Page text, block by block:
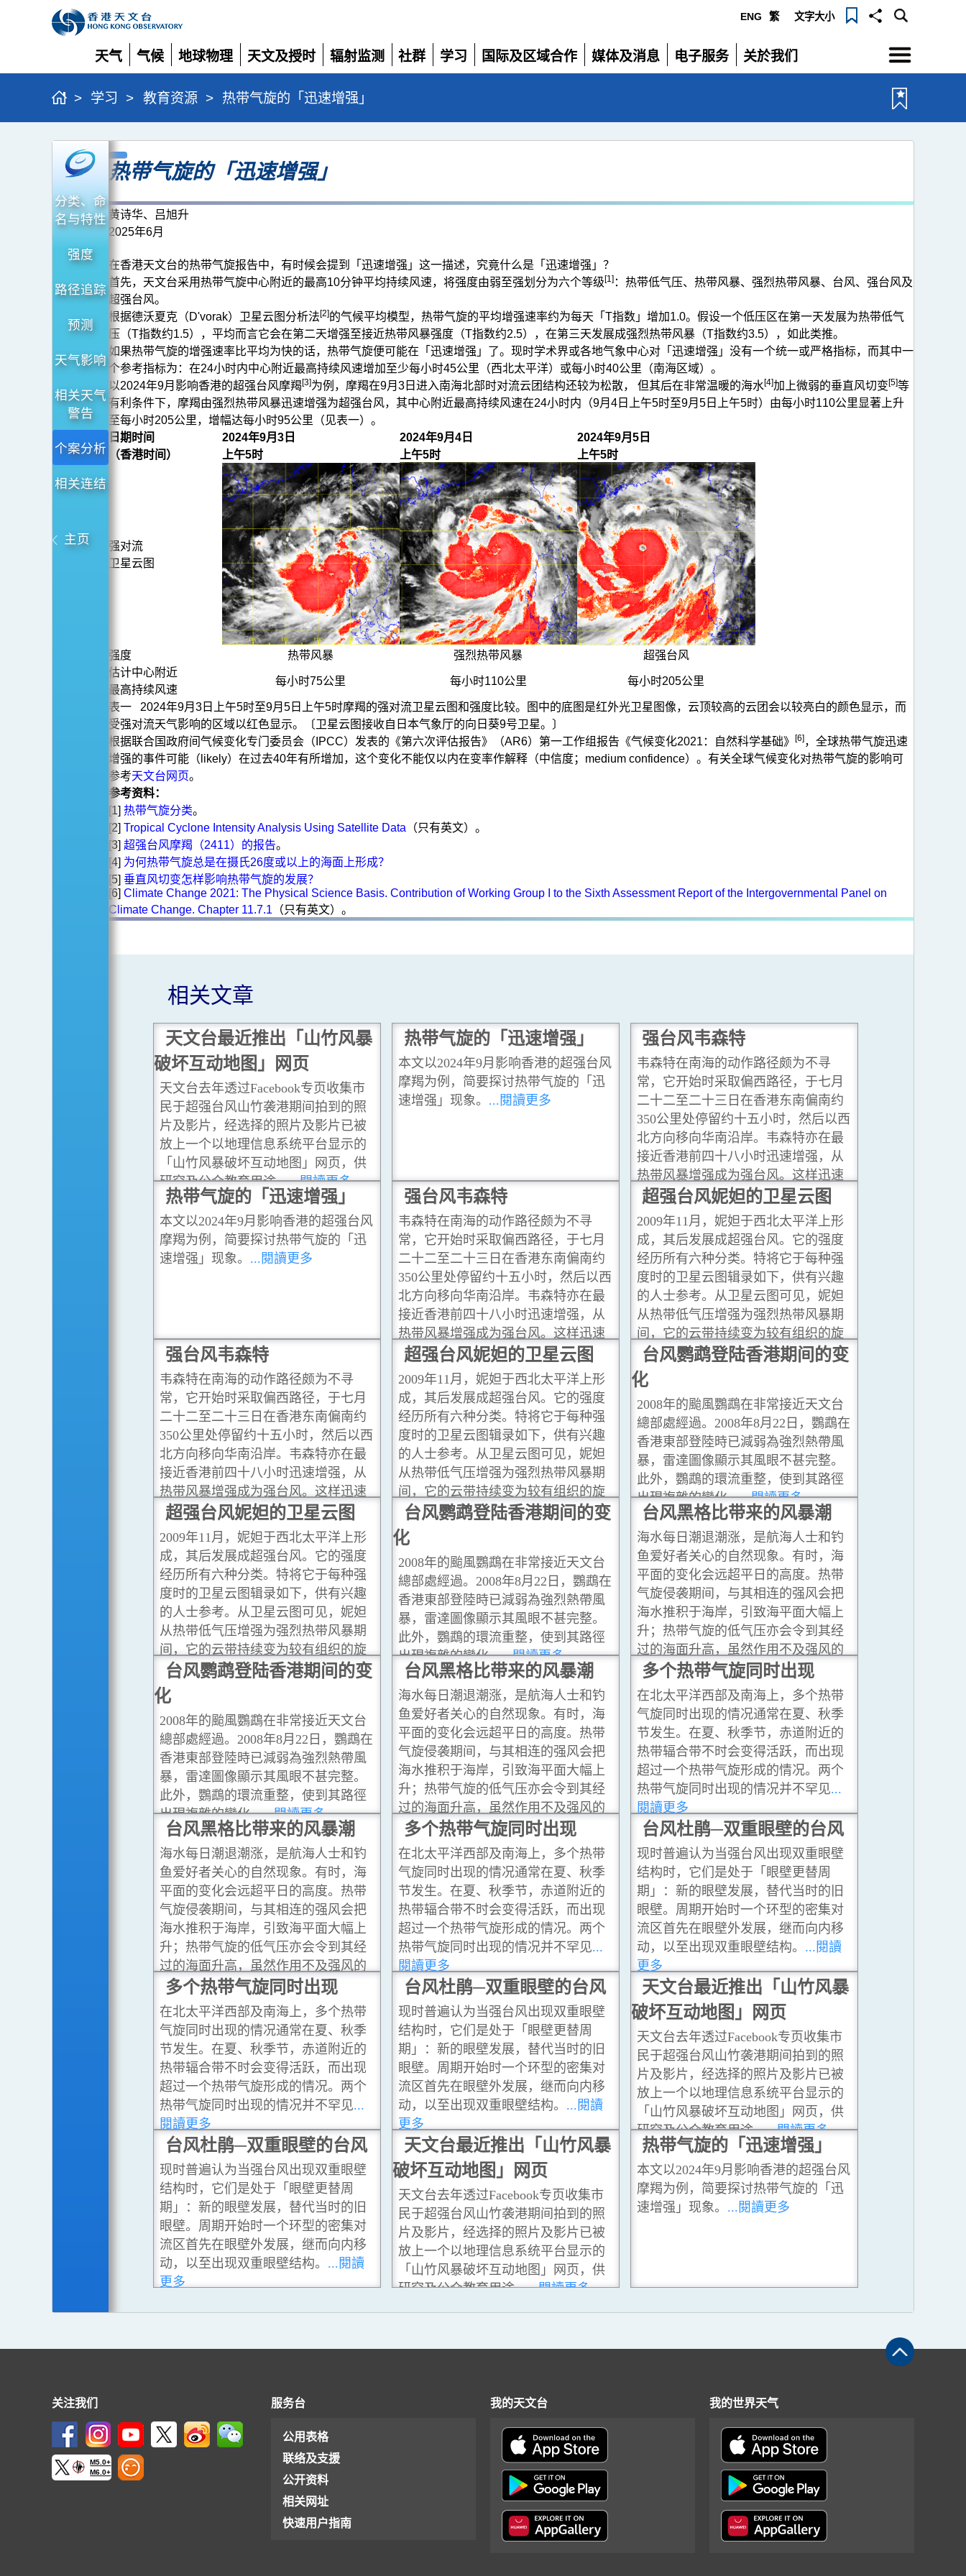
ENG 繁 文字大小
天气
展
开
气候
展
开
地球物理
展
开
天文及授时
展
开
辐射监测
展
开
社群
展
学习
展
国际及区域合作
展
媒体及消息
展
电子服务
展
关於我们
展
选
单
> 学习 > 教育资源 > 热带气旋的「迅速增强」
热
带
气
旋
的
「迅
速
增
强」
分类、命
名与特性
强度
路径追踪
预测
天气影响
相关天气
警告
个案分析
相关连结
主页
热带气旋的「迅速增强」
黄诗华、吕旭升
2025年6月
在香港天文台的热带气旋报告中，有时候会提到「迅速增强」这一描述，究竟什么是「迅速增强」？
首先，天文台采用热带气旋中心附近的最高10分钟平均持续风速，将强度由弱至强划分为六个等级[1]：热带低气压、热带风暴、强烈热带风暴、台风、强台风及
超强台风。
根据德沃夏克（D'vorak）卫星云图分析法[2]的气候平均模型，热带气旋的平均增强速率约为每天「T指数」增加1.0。假设一个低压区在第一天发展为热带低气
压（T指数约1.5），平均而言它会在第二天增强至接近热带风暴强度（T指数约2.5），在第三天发展成强烈热带风暴（T指数约3.5），如此类推。
如果热带气旋的增强速率比平均为快的话，热带气旋便可能在「迅速增强」了。现时学术界或各地气象中心对「迅速增强」没有一个统一或严格指标，而其中一
个参考指标为：在24小时内中心附近最高持续风速增加至少每小时45公里（西北太平洋）或每小时40公里（南海区域）。
以2024年9月影响香港的超强台风摩羯[3]为例，摩羯在9月3日进入南海北部时对流云团结构还较为松散， 但其后在非常温暖的海水[4]加上微弱的垂直风切变[5]等
有利条件下，摩羯由强烈热带风暴迅速增强为超强台风，其中心附近最高持续风速在24小时内（9月4日上午5时至9月5日上午5时）由每小时110公里显著上升
至每小时205公里，增幅达每小时95公里（见表一）。
日期时间
（香港时间）
2024年9月3日
上午5时
2024年9月4日
上午5时
2024年9月5日
上午5时
强对流
卫星云图
强度 热带风暴 强烈热带风暴
超强台风
估计中心附近
最高持续风速
每小时75公里 每小时110公里 每小时205公里
表一 2024年9月3日上午5时至9月5日上午5时摩羯的强对流卫星云图和强度比较。图中的底图是红外光卫星图像，云顶较高的云团会以较亮白的颜色显示，而
受强对流天气影响的区域以红色显示。〔卫星云图接收自日本气象厅的向日葵9号卫星。〕
根据联合国政府间气候变化专门委员会（IPCC）发表的《第六次评估报告》（AR6）第一工作组报告《气候变化2021：自然科学基础》
[6]，全球热带气旋迅速
增强的事件可能（likely）在过去40年有所增加，这个变化不能仅以内在变率作解释（中信度；medium confidence）。有关全球气候变化对热带气旋的影响可
参考天文台网页。
参考资料：
[1] 热带气旋分类。
[2] Tropical Cyclone Intensity Analysis Using Satellite Data （只有英文）。
[3] 超强台风摩羯（2411）的报告。
[4] 为何热带气旋总是在摄氏26度或以上的海面上形成？
[5] 垂直风切变怎样影响热带气旋的发展？
[6] Climate Change 2021: The Physical Science Basis. Contribution of Working Group I to the Sixth Assessment Report of the Intergovernmental Panel on
Climate Change. Chapter 11.7.1 （只有英文）。
相关文章
天文台最近推出「山竹风暴
破坏互动地图」网页
天文台去年透过Facebook专页收集市
民于超强台风山竹袭港期间拍到的照
片及影片，经选择的照片及影片已被
放上一个以地理信息系统平台显示的
「山竹风暴破坏互动地图」网页，供
研究及公众教育用途。...閱讀更多
热带气旋的「迅速增强」
本文以2024年9月影响香港的超强台风
摩羯为例，简要探讨热带气旋的「迅
速增强」现象。 ...閱讀更多
强台风韦森特
韦森特在南海的动作路径颇为不寻
常，它开始时采取偏西路径，于七月
二十二至二十三日在香港东南偏南约
350公里处停留约十五小时，然后以西
北方向移向华南沿岸。韦森特亦在最
接近香港前四十八小时迅速增强，从
热带风暴增强成为强台风。这样迅速
增强的情况，以上述热带气旋来说是
史无前例。
...閱讀更多
热带气旋的「迅速增强」
本文以2024年9月影响香港的超强台风
摩羯为例，简要探讨热带气旋的「迅
速增强」现象。 ...閱讀更多
强台风韦森特
韦森特在南海的动作路径颇为不寻
常，它开始时采取偏西路径，于七月
二十二至二十三日在香港东南偏南约
350公里处停留约十五小时，然后以西
北方向移向华南沿岸。韦森特亦在最
接近香港前四十八小时迅速增强，从
热带风暴增强成为强台风。这样迅速
增强的情况，以上述热带气旋来说是
史无前例。
...閱讀更多
超强台风妮妲的卫星云图
2009年11月，妮妲于西北太平洋上形
成，其后发展成超强台风。它的强度
经历所有六种分类。特将它于每种强
度时的卫星云图辑录如下，供有兴趣
的人士参考。从卫星云图可见，妮妲
从热带低气压增强为强烈热带风暴期
间，它的云带持续变为较有组织的旋
涡。...閱讀更多
强台风韦森特
韦森特在南海的动作路径颇为不寻
常，它开始时采取偏西路径，于七月
二十二至二十三日在香港东南偏南约
350公里处停留约十五小时，然后以西
北方向移向华南沿岸。韦森特亦在最
接近香港前四十八小时迅速增强，从
热带风暴增强成为强台风。这样迅速
增强的情况，以上述热带气旋来说是
史无前例。
...閱讀更多
超强台风妮妲的卫星云图
2009年11月，妮妲于西北太平洋上形
成，其后发展成超强台风。它的强度
经历所有六种分类。特将它于每种强
度时的卫星云图辑录如下，供有兴趣
的人士参考。从卫星云图可见，妮妲
从热带低气压增强为强烈热带风暴期
间，它的云带持续变为较有组织的旋
涡。...閱讀更多
台风鹦鹉登陆香港期间的变
化
2008年的颱風鸚鵡在非常接近天文台
總部處經過。2008年8月22日，鸚鵡在
香港東部登陸時已減弱為強烈熱帶風
暴，雷達圖像顯示其風眼不甚完整。
此外，鸚鵡的環流重整，使到其路徑
出現複雜的變化。...閱讀更多
超强台风妮妲的卫星云图
2009年11月，妮妲于西北太平洋上形
成，其后发展成超强台风。它的强度
经历所有六种分类。特将它于每种强
度时的卫星云图辑录如下，供有兴趣
的人士参考。从卫星云图可见，妮妲
从热带低气压增强为强烈热带风暴期
间，它的云带持续变为较有组织的旋
涡。...閱讀更多
台风鹦鹉登陆香港期间的变
化
2008年的颱風鸚鵡在非常接近天文台
總部處經過。2008年8月22日，鸚鵡在
香港東部登陸時已減弱為強烈熱帶風
暴，雷達圖像顯示其風眼不甚完整。
此外，鸚鵡的環流重整，使到其路徑
出現複雜的變化。...閱讀更多
台风黑格比带来的风暴潮
海水每日潮退潮涨，是航海人士和钓
鱼爱好者关心的自然现象。有时，海
平面的变化会远超平日的高度。热带
气旋侵袭期间，与其相连的强风会把
海水推积于海岸，引致海平面大幅上
升；热带气旋的低气压亦会令到其经
过的海面升高，虽然作用不及强风的
影响大。这现象称为风暴潮。如果风
暴潮适逢天文涨潮，海平面可能比平
常高出很多，引致沿海低洼地区被海
水淹浸。 ...閱讀更多
台风鹦鹉登陆香港期间的变
化
2008年的颱風鸚鵡在非常接近天文台
總部處經過。2008年8月22日，鸚鵡在
香港東部登陸時已減弱為強烈熱帶風
暴，雷達圖像顯示其風眼不甚完整。
此外，鸚鵡的環流重整，使到其路徑
出現複雜的變化。...閱讀更多
台风黑格比带来的风暴潮
海水每日潮退潮涨，是航海人士和钓
鱼爱好者关心的自然现象。有时，海
平面的变化会远超平日的高度。热带
气旋侵袭期间，与其相连的强风会把
海水推积于海岸，引致海平面大幅上
升；热带气旋的低气压亦会令到其经
过的海面升高，虽然作用不及强风的
影响大。这现象称为风暴潮。如果风
暴潮适逢天文涨潮，海平面可能比平
常高出很多，引致沿海低洼地区被海
水淹浸。 ...閱讀更多
多个热带气旋同时出现
在北太平洋西部及南海上，多个热带
气旋同时出现的情况通常在夏、秋季
节发生。在夏、秋季节，赤道附近的
热带辐合带不时会变得活跃，而出现
超过一个热带气旋形成的情况。两个
热带气旋同时出现的情况并不罕见...
閱讀更多
台风黑格比带来的风暴潮
海水每日潮退潮涨，是航海人士和钓
鱼爱好者关心的自然现象。有时，海
平面的变化会远超平日的高度。热带
气旋侵袭期间，与其相连的强风会把
海水推积于海岸，引致海平面大幅上
升；热带气旋的低气压亦会令到其经
过的海面升高，虽然作用不及强风的
影响大。这现象称为风暴潮。如果风
暴潮适逢天文涨潮，海平面可能比平
常高出很多，引致沿海低洼地区被海
水淹浸。 ...閱讀更多
多个热带气旋同时出现
在北太平洋西部及南海上，多个热带
气旋同时出现的情况通常在夏、秋季
节发生。在夏、秋季节，赤道附近的
热带辐合带不时会变得活跃，而出现
超过一个热带气旋形成的情况。两个
热带气旋同时出现的情况并不罕见...
閱讀更多
台风杜鹃─双重眼壁的台风
现时普遍认为当强台风出现双重眼壁
结构时，它们是处于「眼壁更替周
期」：新的眼壁发展，替代当时的旧
眼壁。周期开始时一个环型的密集对
流区首先在眼壁外发展，继而向内移
动，以至出现双重眼壁结构。 ...閱讀
更多
多个热带气旋同时出现
在北太平洋西部及南海上，多个热带
气旋同时出现的情况通常在夏、秋季
节发生。在夏、秋季节，赤道附近的
热带辐合带不时会变得活跃，而出现
超过一个热带气旋形成的情况。两个
热带气旋同时出现的情况并不罕见...
閱讀更多
台风杜鹃─双重眼壁的台风
现时普遍认为当强台风出现双重眼壁
结构时，它们是处于「眼壁更替周
期」：新的眼壁发展，替代当时的旧
眼壁。周期开始时一个环型的密集对
流区首先在眼壁外发展，继而向内移
动，以至出现双重眼壁结构。 ...閱讀
更多
天文台最近推出「山竹风暴
破坏互动地图」网页
天文台去年透过Facebook专页收集市
民于超强台风山竹袭港期间拍到的照
片及影片，经选择的照片及影片已被
放上一个以地理信息系统平台显示的
「山竹风暴破坏互动地图」网页，供
研究及公众教育用途。...閱讀更多
台风杜鹃─双重眼壁的台风
现时普遍认为当强台风出现双重眼壁
结构时，它们是处于「眼壁更替周
期」：新的眼壁发展，替代当时的旧
眼壁。周期开始时一个环型的密集对
流区首先在眼壁外发展，继而向内移
动，以至出现双重眼壁结构。 ...閱讀
更多
天文台最近推出「山竹风暴
破坏互动地图」网页
天文台去年透过Facebook专页收集市
民于超强台风山竹袭港期间拍到的照
片及影片，经选择的照片及影片已被
放上一个以地理信息系统平台显示的
「山竹风暴破坏互动地图」网页，供
研究及公众教育用途。...閱讀更多
热带气旋的「迅速增强」
本文以2024年9月影响香港的超强台风
摩羯为例，简要探讨热带气旋的「迅
速增强」现象。 ...閱讀更多
一
一
关注我们
M5.0+
M6.0+
服务台
公用表格
联络及支援
公开资料
相关网址
快速用户指南
我的天文台 我的世界天气